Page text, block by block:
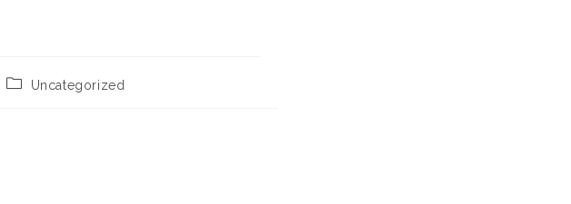
PostUncategorized